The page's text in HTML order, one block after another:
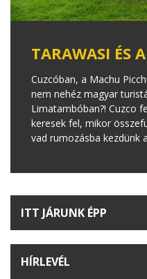
TARAWASI ÉS
Cuzcóban, a Machu
nem nehéz magyar
Limatambóban?! Cuzco
keresek fel, mikor
vad rumozásba kezdünk
ITT JÁRUNK ÉPP
HÍRLEVÉL